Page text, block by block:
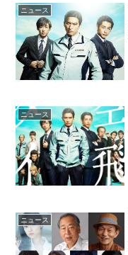
ニュース
ニュース
ニュース